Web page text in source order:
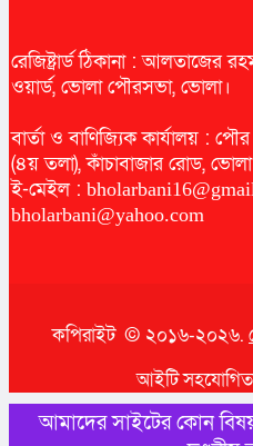
রেজিষ্ট্রার্ড ঠিকানা : আলতাজের
ওয়ার্ড, ভোলা পৌরসভা, ভোলা।
বার্তা ও বাণিজ্যিক কার্যালয় :
(৪য় তলা), কাঁচাবাজার রোড,
ই-মেইল :
bholarbani@yahoo.com
কপিরাইট © ২০১৬-২০২৬.
আইটি
আমাদের সাইটের কোন